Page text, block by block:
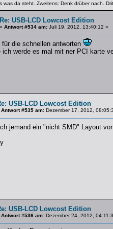
was da steht. Zweitens: Denk drüber nach.
Re: USB-LCD Lowcost Edition
« Antwort #534 am: Juli 19, 2012, 13:40:12 »
die schnellen antworten
ich werde es mal mit ner PCI karte
USB-LCD Lowcost Edition
Antwort #535 am: Dezember 17, 2012,
jemand ein "nicht SMD" Layout
USB-LCD Lowcost Edition
Antwort #536 am: Dezember 24, 2012,